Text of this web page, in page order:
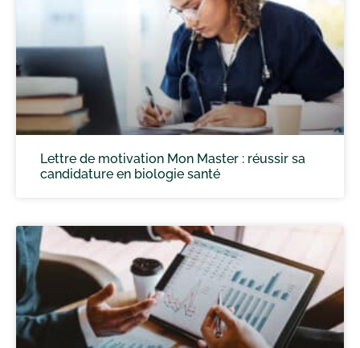
Lettre de motivation Mon Master : réussir sa
candidature en biologie santé